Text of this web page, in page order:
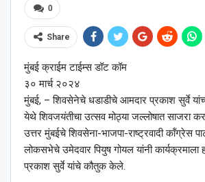
0
Share
मुंबई क्राईम टाईम्स डॉट कॉम
३० मार्च २०२४
मुंबई, – शिवसेनेचे धडाडीचे आमदार प्रकाश सुर्वे
येथे शिवजयंतीचा उत्सव मोठ्या जल्लोषात साजरा
उत्तर मुंबईचे शिवसेना-भाजपा-राष्ट्रवादी कॉंग्रेस
लोकसभेचे उमेदवार पियुष गोयल यांनी
प्रकाश सुर्वे यांचे कौतुक केले.